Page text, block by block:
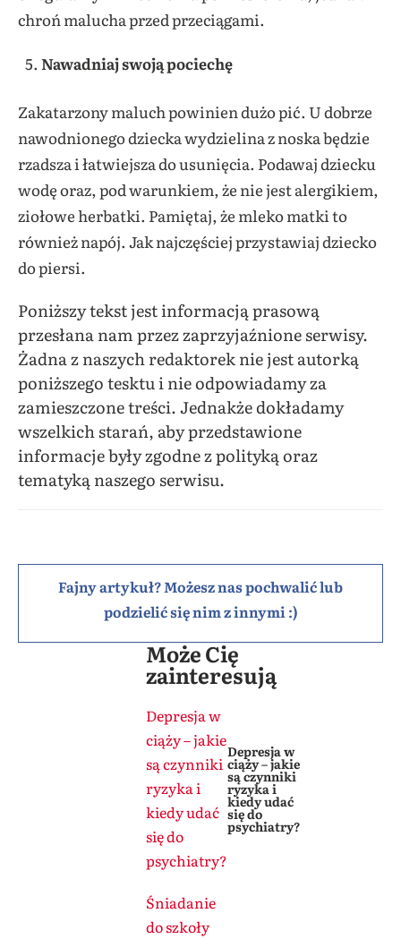
chroń malucha przed przeciągami.
Nawadniaj swoją pociechę
Zakatarzony maluch powinien dużo pić. U dobrze
nawodnionego dziecka wydzielina z noska będzie
rzadsza i łatwiejsza do usunięcia. Podawaj dziecku
wodę oraz, pod warunkiem, że nie jest alergikiem,
ziołowe herbatki. Pamiętaj, że mleko matki to
również napój. Jak najczęściej przystawiaj dziecko
do piersi.
Poniższy tekst jest informacją prasową
przesłana nam przez zaprzyjaźnione serwisy.
Żadna z naszych redaktorek nie jest autorką
poniższego tesktu i nie odpowiadamy za
zamieszczone treści. Jednakże dokładamy
wszelkich starań, aby przedstawione
informacje były zgodne z polityką oraz
tematyką naszego serwisu.
Fajny artykuł? Możesz nas pochwalić lub
podzielić się nim z innymi :)
Może Cię
zainteresują
Depresja w
ciąży – jakie
są czynniki
ryzyka i
kiedy udać
się do
psychiatry?
Depresja w
ciąży – jakie
są czynniki
ryzyka i
kiedy udać
się do
psychiatry?
Śniadanie
do szkoły